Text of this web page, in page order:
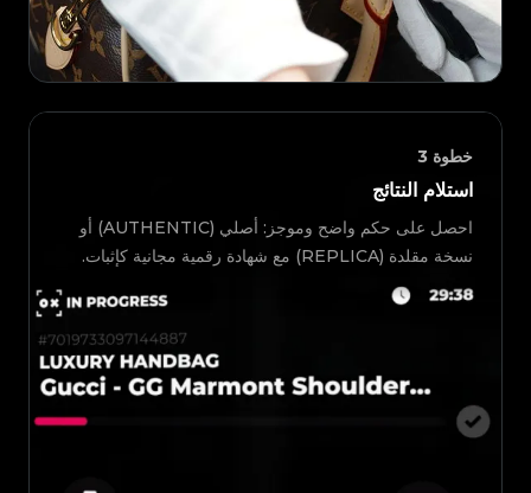
خطوة 3
استلام النتائج
احصل على حكم واضح وموجز: أصلي (AUTHENTIC) أو
نسخة مقلدة (REPLICA) مع شهادة رقمية مجانية كإثبات.